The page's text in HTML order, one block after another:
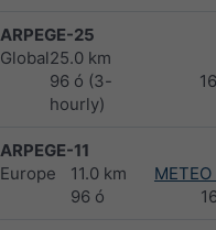
ARPEGE-25
Global25.0 km
96 ó (3-
hourly)
ARPEGE-11
Europe
11.0 km
96 ó